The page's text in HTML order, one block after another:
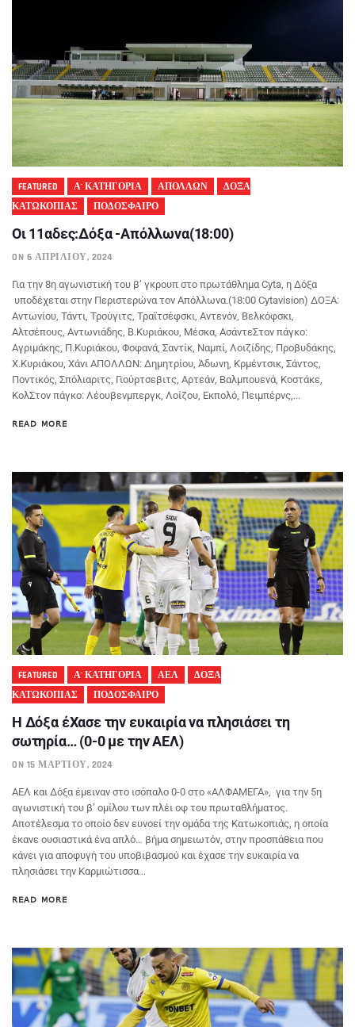
FEATURED Α' ΚΑΤΗΓΟΡΙΑ ΑΠΟΛΛΩΝ
ΔΟΞΑ
ΚΑΤΩΚΟΠΙΑΣ
ΠΟΔΟΣΦΑΙΡΟ
Oι 11αδες:Δόξα -Απόλλωνα(18:00)
ON 6 ΑΠΡΙΛΊΟΥ, 2024
Για την 8η αγωνιστική του β’ γκρουπ στο πρωτάθλημα Cyta, η Δόξα
υποδέχεται στην Περιστερώνα τον Απόλλωνα.(18:00 Cytavision) ΔΟΞΑ:
Αντωνίου, Τάντι, Τρούγιτς, Τραϊτσέφσκι, Αντενόν, Βελκόφσκι,
Αλτσέπους, Αντωνιάδης, Β.Κυριάκου, Μέσκα, ΑσάντεΣτον πάγκο:
Αγριμάκης, Π.Κυριάκου, Φοφανά, Σαντίκ, Ναμπί, Λοιζίδης, Προβυδάκης,
Χ.Κυριάκου, Χάνι ΑΠΟΛΛΩΝ: Δημητρίου, Άδωνη, Κρμέντσικ, Σάντος,
Ποντικός, Σπόλιαριτς, Γιούρτσεβιτς, Αρτεάν, Βαλμπουενά, Κοστάκε,
ΚολΣτον πάγκο: Λέουβενμπεργκ, Λοίζου, Εκπολό, Πειμπέρνς,...
READ MORE
FEATURED Α' ΚΑΤΗΓΟΡΙΑ ΑΕΛ
ΔΟΞΑ
ΚΑΤΩΚΟΠΙΑΣ
ΠΟΔΟΣΦΑΙΡΟ
Η Δόξα έΧασε την ευκαιρία να πλησιάσει τη
σωτηρία… (0-0 με την ΑΕΛ)
ON 15 ΜΑΡΤΊΟΥ, 2024
ΑΕΛ και Δόξα έμειναν στο ισόπαλο 0-0 στο «ΑΛΦΑΜΕΓΑ», για την 5η
αγωνιστική του β’ ομίλου των πλέι οφ του πρωταθλήματος.
Αποτέλεσμα το οποίο δεν ευνοεί την ομάδα της Κατωκοπιάς, η οποία
έκανε ουσιαστικά ένα απλό… βήμα σημειωτόν, στην προσπάθεια που
κάνει για αποφυγή του υποβιβασμού και έχασε την ευκαιρία να
πλησιάσει την Καρμιώτισσα...
READ MORE